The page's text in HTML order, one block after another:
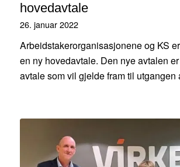
hovedavtale
26. januar 2022
Arbeidstakerorganisasjonene og KS
en ny hovedavtale. Den nye avtalen
avtale som vil gjelde fram til utgangen